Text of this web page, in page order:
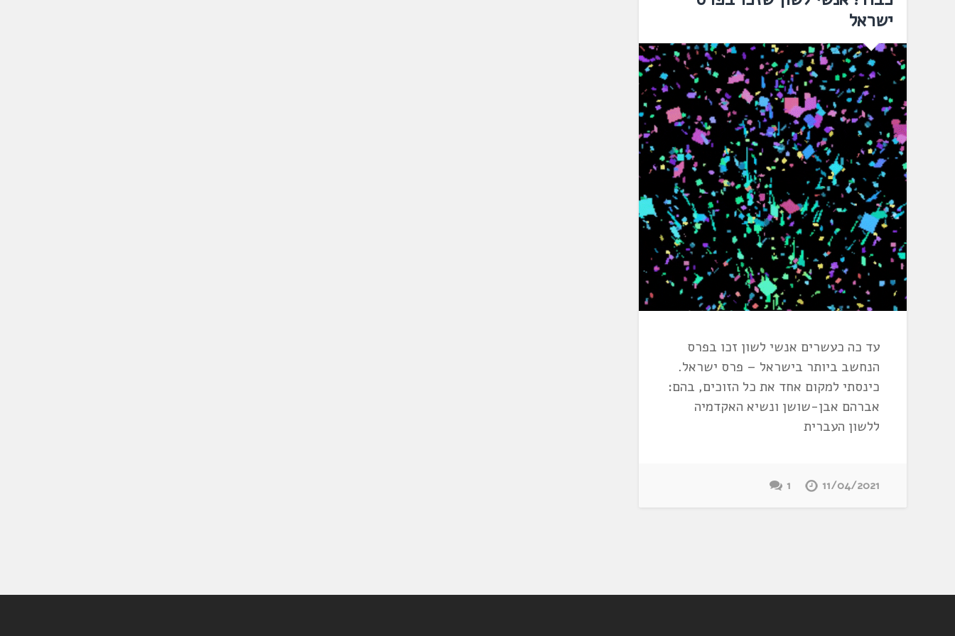
ישראל
עד כה כעשרים אנשי לשון זכו בפרס
הנחשב ביותר בישראל – פרס ישראל.
כינסתי למקום אחד את כל הזוכים, בהם:
אברהם אבן-שושן ונשיא האקדמיה
ללשון העברית
11/04/2021
1